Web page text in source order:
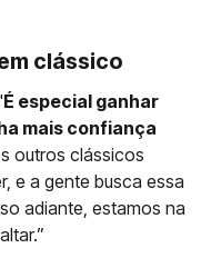
clássico
É especial ganhar
mais confiança
outros clássicos
e a gente busca essa
adiante, estamos na